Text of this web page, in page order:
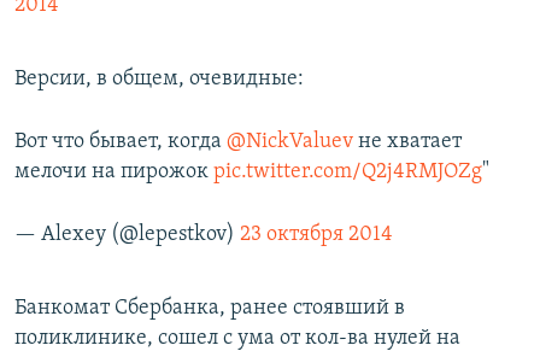
2014
Версии, в общем, очевидные:
Вот что бывает, когда @NickValuev не хватает
мелочи на пирожок pic.twitter.com/Q2j4RMJOZg"
— Alexey (@lepestkov) 23 октября 2014
Банкомат Сбербанка, ранее стоявший в
поликлинике, сошел с ума от кол-ва нулей на